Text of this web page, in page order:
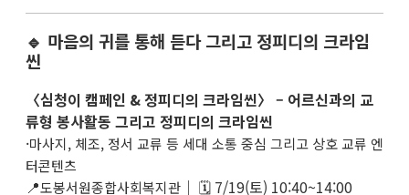
🔹 마음의 귀를 통해 듣다 그리고 정피디의 크라임
씬
〈심청이 캠페인 & 정피디의 크라임씬〉 – 어르신과의 교
류형 봉사활동 그리고 정피디의 크라임씬
·마사지, 체조, 정서 교류 등 세대 소통 중심 그리고 상호 교류 엔
터콘텐츠
📍도봉서원종합사회복지관 ｜ 🗓 7/19(토) 10:40~14:00